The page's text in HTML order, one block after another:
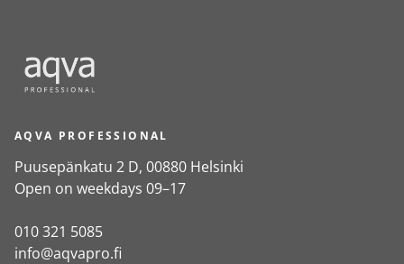
AQVA PROFESSIONAL
Puusepänkatu 2 D, 00880 Helsinki
Open on weekdays 09–17
010 321 5085
info@aqvapro.fi